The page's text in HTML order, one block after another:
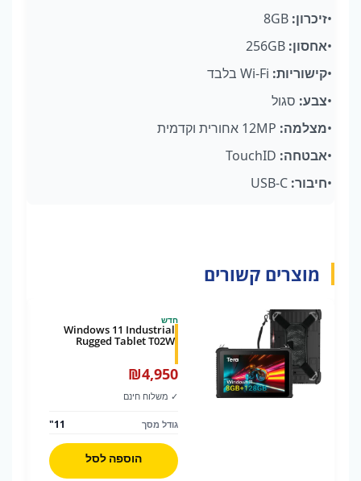
•זיכרון:
8GB
•אחסון:
256GB
•קישוריות:
Wi-Fi בלבד
•צבע: סגול
•מצלמה:
12MP אחורית וקדמית
•אבטחה:
TouchID
•חיבור:
USB-C
מוצרים קשורים
חדש
Windows 11 Industrial
Rugged Tablet T02W
₪4,950
✓ משלוח חינם
גודל מסך 11"
הוספה לסל